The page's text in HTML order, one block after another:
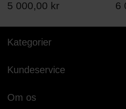
5 000,00 kr 6
Kategorier
Kundeservice
Om os